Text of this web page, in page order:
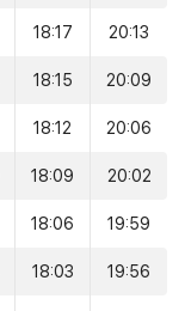
18:17 20:13
18:15 20:09
18:12 20:06
18:09 20:02
18:06 19:59
18:03 19:56